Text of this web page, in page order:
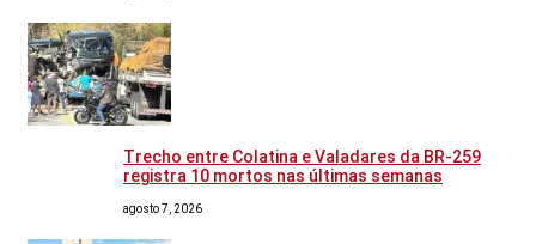
Trecho entre Colatina e Valadares da BR-259
registra 10 mortos nas últimas semanas
agosto 7, 2026